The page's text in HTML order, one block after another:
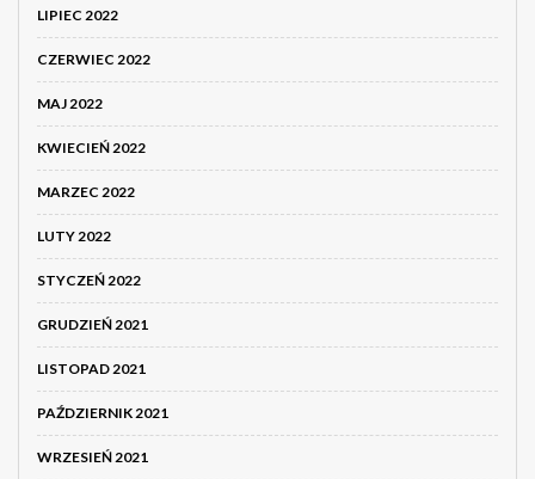
LIPIEC 2022
CZERWIEC 2022
MAJ 2022
KWIECIEŃ 2022
MARZEC 2022
LUTY 2022
STYCZEŃ 2022
GRUDZIEŃ 2021
LISTOPAD 2021
PAŹDZIERNIK 2021
WRZESIEŃ 2021